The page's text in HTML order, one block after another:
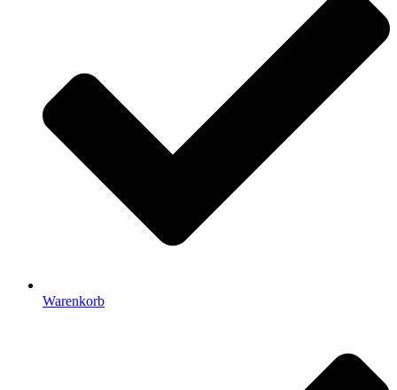
Warenkorb